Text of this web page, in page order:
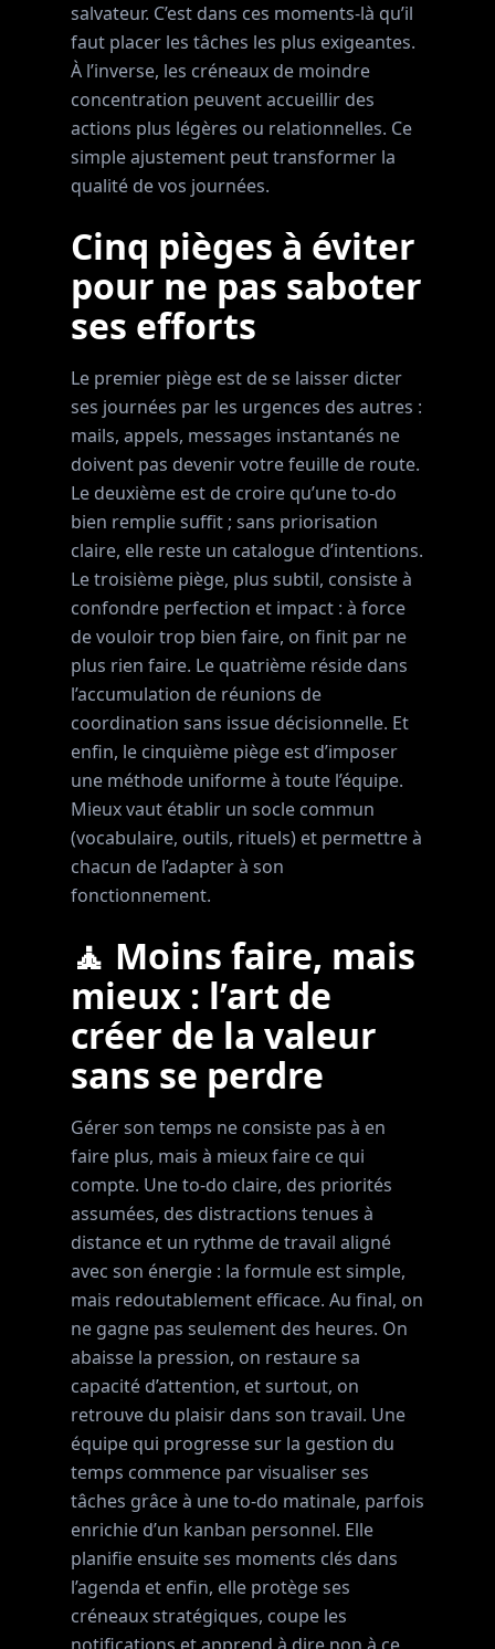
salvateur. C’est dans ces moments-là qu’il
faut placer les tâches les plus exigeantes.
À l’inverse, les créneaux de moindre
concentration peuvent accueillir des
actions plus légères ou relationnelles. Ce
simple ajustement peut transformer la
qualité de vos journées.
Cinq pièges à éviter
pour ne pas saboter
ses efforts
Le premier piège est de se laisser dicter
ses journées par les urgences des autres :
mails, appels, messages instantanés ne
doivent pas devenir votre feuille de route.
Le deuxième est de croire qu’une to-do
bien remplie suffit ; sans priorisation
claire, elle reste un catalogue d’intentions.
Le troisième piège, plus subtil, consiste à
confondre perfection et impact : à force
de vouloir trop bien faire, on finit par ne
plus rien faire. Le quatrième réside dans
l’accumulation de réunions de
coordination sans issue décisionnelle. Et
enfin, le cinquième piège est d’imposer
une méthode uniforme à toute l’équipe.
Mieux vaut établir un socle commun
(vocabulaire, outils, rituels) et permettre à
chacun de l’adapter à son
fonctionnement.
🧘 Moins faire, mais
mieux : l’art de
créer de la valeur
sans se perdre
Gérer son temps ne consiste pas à en
faire plus, mais à mieux faire ce qui
compte. Une to-do claire, des priorités
assumées, des distractions tenues à
distance et un rythme de travail aligné
avec son énergie : la formule est simple,
mais redoutablement efficace. Au final, on
ne gagne pas seulement des heures. On
abaisse la pression, on restaure sa
capacité d’attention, et surtout, on
retrouve du plaisir dans son travail. Une
équipe qui progresse sur la gestion du
temps commence par visualiser ses
tâches grâce à une to-do matinale, parfois
enrichie d’un kanban personnel. Elle
planifie ensuite ses moments clés dans
l’agenda et enfin, elle protège ses
créneaux stratégiques, coupe les